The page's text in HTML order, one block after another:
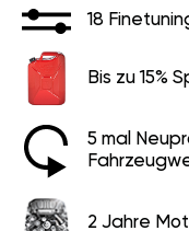
18
Bis zu 15%
5 mal
2 Jahre